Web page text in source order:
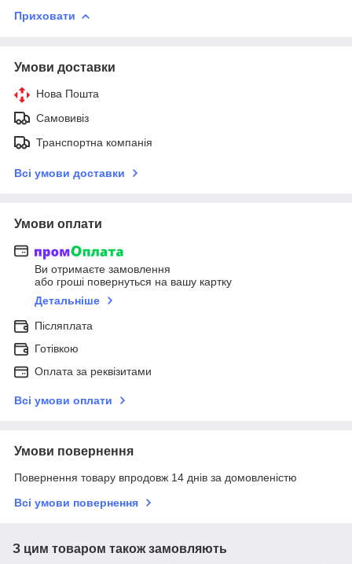
Приховати
Умови доставки
Нова Пошта
Самовивіз
Транспортна компанія
Всі умови доставки
Умови оплати
Ви отримаєте замовлення
або гроші повернуться на вашу картку
Детальніше
Післяплата
Готівкою
Оплата за реквізитами
Всі умови оплати
Умови повернення
Повернення товару впродовж 14 днів за домовленістю
Всі умови повернення
З цим товаром також замовляють